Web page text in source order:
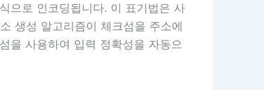
으로 인코딩됩니다. 이 표기법은 사
생성 알고리즘이 체크섬을 주소에
을 사용하여 입력 정확성을 자동으